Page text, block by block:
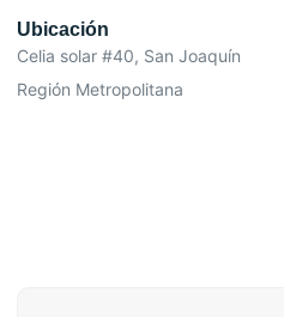
Ubicación
Celia solar #40, San Joaquín
Región Metropolitana